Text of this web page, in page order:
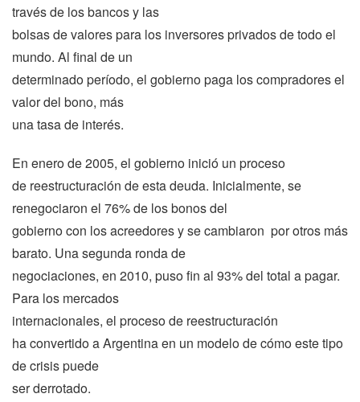
través de los bancos y las
bolsas de valores para los inversores privados de todo el
mundo. Al final de un
determinado período, el gobierno paga los compradores el
valor del bono, más
una tasa de interés.
En enero de 2005, el gobierno inició un proceso
de reestructuración de esta deuda. Inicialmente, se
renegociaron el 76% de los bonos del
gobierno con los acreedores y se cambiaron por otros más
barato. Una segunda ronda de
negociaciones, en 2010, puso fin al 93% del total a pagar.
Para los mercados
internacionales, el proceso de reestructuración
ha convertido a Argentina en un modelo de cómo este tipo
de crisis puede
ser derrotado.